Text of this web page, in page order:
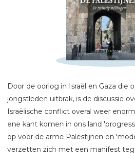
Door de oorlog in Israël en Gaza die
jongstleden uitbrak, is de discussie
Israëlische conflict overal weer
ene kant komen in ons land
op voor de arme Palestijnen en
verzetten zich met een manifest
Schrijf hieronder je review!
E-mail *
Titel *